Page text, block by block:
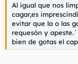
Al igual que nos
cagar,es
evitar que la o las
requesón y
bien de gotas el